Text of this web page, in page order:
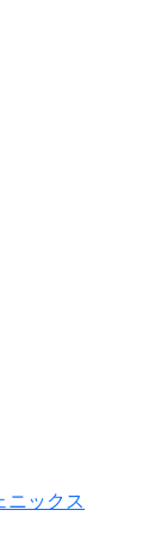
ニックス